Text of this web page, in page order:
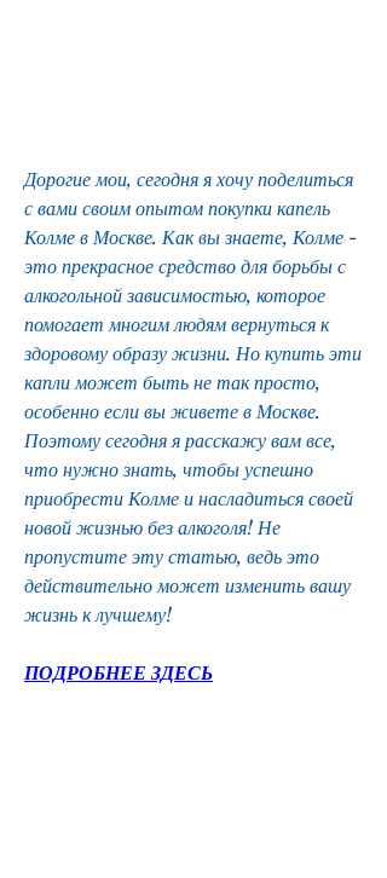
Дорогие мои, сегодня я хочу поделиться
с вами своим опытом покупки капель
Колме в Москве. Как вы знаете, Колме -
это прекрасное средство для борьбы с
алкогольной зависимостью, которое
помогает многим людям вернуться к
здоровому образу жизни. Но купить эти
капли может быть не так просто,
особенно если вы живете в Москве.
Поэтому сегодня я расскажу вам все,
что нужно знать, чтобы успешно
приобрести Колме и насладиться своей
новой жизнью без алкоголя! Не
пропустите эту статью, ведь это
действительно может изменить вашу
жизнь к лучшему!
ПОДРОБНЕЕ ЗДЕСЬ